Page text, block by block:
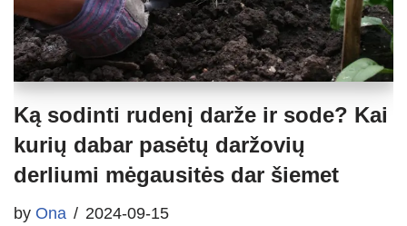
Ką sodinti rudenį darže ir sode? Kai
kurių dabar pasėtų daržovių
derliumi mėgausitės dar šiemet
by Ona 2024-09-15